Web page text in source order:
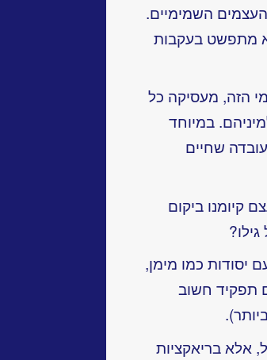
השמימיים.
מתפשט בעקבות
הזה, מעסיקה כל
במיוחד
שחיים
ביקום
יסודות כמו מימן,
תפקיד חשוב
אלא בריאקציות